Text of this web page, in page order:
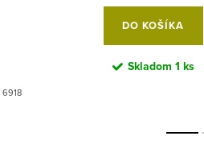
6918
DO KOŠÍKA
Skladom 1 ks